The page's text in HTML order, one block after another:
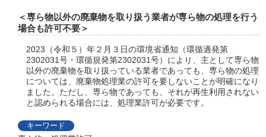
専ら物以外の廃棄物を取り扱う業者が専ら物の処理を行う
場合も許可不要
2023（令和５）年２月３日の環境省通知（環循適発第
2302031号・環循規発第2302031号）により、主として専ら物
以外の廃棄物を取り扱っている業者であっても、専ら物の処理
については、廃棄物処理業の許可を要しないことが明確になり
ました。ただし、専ら物であっても、それが再生利用されない
と認められる場合には、処理業許可が必要です。
キーワード